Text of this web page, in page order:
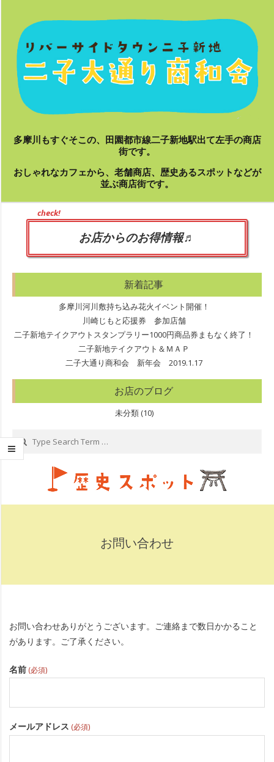
content
多摩川もすぐそこの、田園都市線二子新地駅出て左手の商店
街です。
おしゃれなカフェから、老舗商店、歴史あるスポットなどが
並ぶ商店街です。
Primary
Navigation
check!
お店からのお得情報♬
新着記事
多摩川河川敷持ち込み花火イベント開催！
川崎じもと応援券 参加店舗
二子新地テイクアウトスタンプラリー1000円商品券まもなく終了！
二子新地テイクアウト＆ＭＡＰ
二子大通り商和会 新年会 2019.1.17
お店のブログ
未分類(10)
お問い合わせ
お
い
わ
せ
お問い合わせありがとうございます。ご連絡まで数日かかること
があります。ご了承ください。
名前 (必須)
メールアドレス (必須)